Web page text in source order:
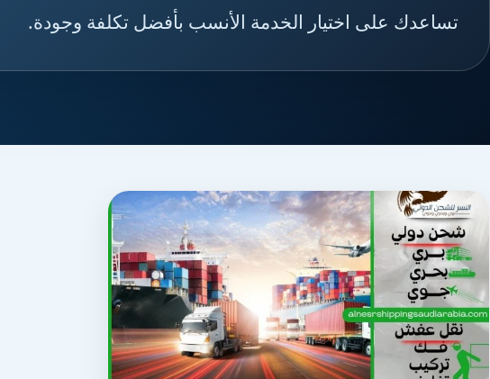
تساعدك على اختيار الخدمة الأنسب بأفضل تكلفة وجودة.